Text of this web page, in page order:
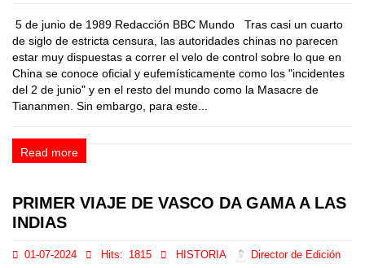
5 de junio de 1989 Redacción BBC Mundo Tras casi un cuarto
de siglo de estricta censura, las autoridades chinas no parecen
estar muy dispuestas a correr el velo de control sobre lo que en
China se conoce oficial y eufemísticamente como los "incidentes
del 2 de junio" y en el resto del mundo como la Masacre de
Tiananmen. Sin embargo, para este...
Read more
PRIMER VIAJE DE VASCO DA GAMA A LAS
INDIAS
01-07-2024 Hits: 1815 HISTORIA Director de Edición